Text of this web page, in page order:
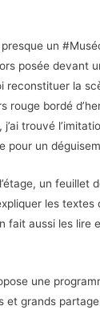
un
posée devant
reconstituer la
rouge bordé
trouvé
pour un
un feuillet
les textes
fait aussi les lire
une
et grands